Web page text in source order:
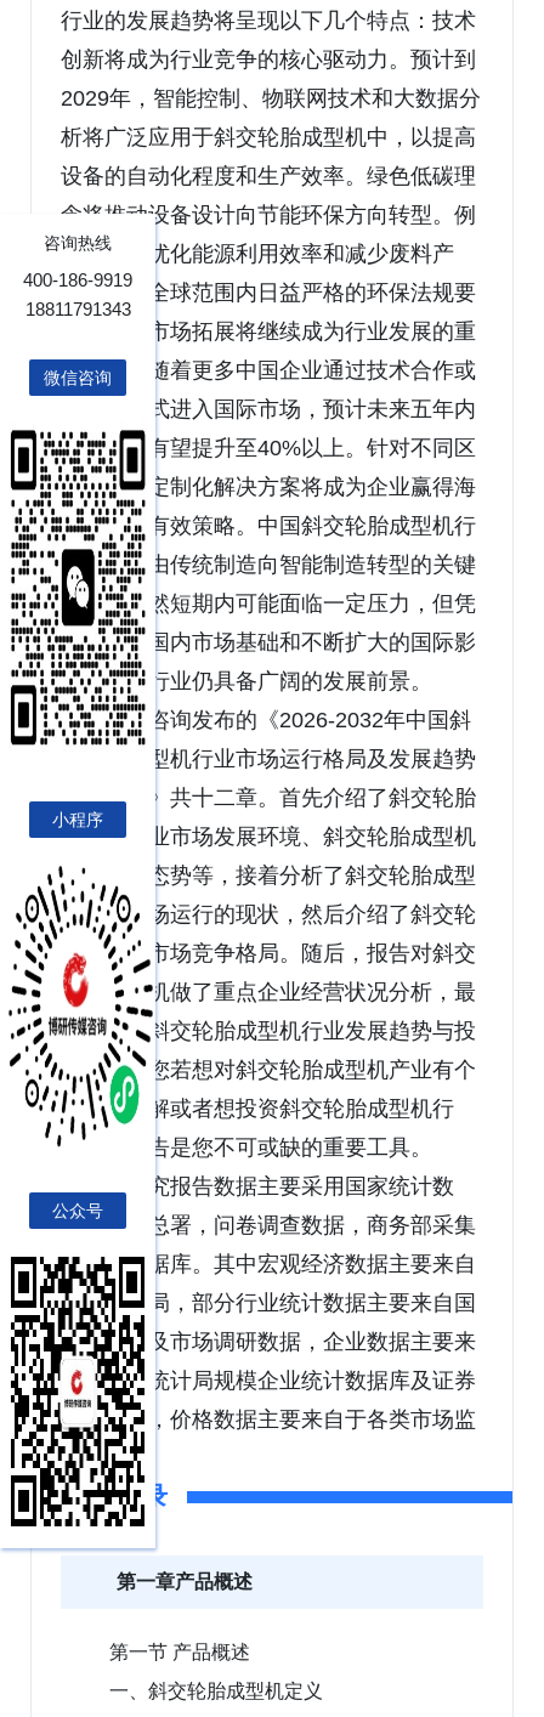
行业的发展趋势将呈现以下几个特点：技术
创新将成为行业竞争的核心驱动力。预计到
2029年，智能控制、物联网技术和大数据分
析将广泛应用于斜交轮胎成型机中，以提高
设备的自动化程度和生产效率。绿色低碳理
念将推动设备设计向节能环保方向转型。例
如，通过优化能源利用效率和减少废料产
生，满足全球范围内日益严格的环保法规要
求。海外市场拓展将继续成为行业发展的重
要引擎。随着更多中国企业通过技术合作或
并购等方式进入国际市场，预计未来五年内
出口占比有望提升至40%以上。针对不同区
域市场的定制化解决方案将成为企业赢得海
外客户的有效策略。中国斜交轮胎成型机行
业正处于由传统制造向智能制造转型的关键
阶段。虽然短期内可能面临一定压力，但凭
借庞大的国内市场基础和不断扩大的国际影
响力，该行业仍具备广阔的发展前景。
博研咨询发布的《2026-2032年中国斜
交轮胎成型机行业市场运行格局及发展趋势
研判报告》共十二章。首先介绍了斜交轮胎
成型机行业市场发展环境、斜交轮胎成型机
整体运行态势等，接着分析了斜交轮胎成型
机行业市场运行的现状，然后介绍了斜交轮
胎成型机市场竞争格局。随后，报告对斜交
轮胎成型机做了重点企业经营状况分析，最
后分析了斜交轮胎成型机行业发展趋势与投
资预测。您若想对斜交轮胎成型机产业有个
系统的了解或者想投资斜交轮胎成型机行
业，本报告是您不可或缺的重要工具。
本研究报告数据主要采用国家统计数
据，海关总署，问卷调查数据，商务部采集
数据等数据库。其中宏观经济数据主要来自
国家统计局，部分行业统计数据主要来自国
家统计局及市场调研数据，企业数据主要来
自于国家统计局规模企业统计数据库及证券
交易所等，价格数据主要来自于各类市场监
测数据库。
报告目录
第一章产品概述
第一节 产品概述
一、斜交轮胎成型机定义
咨询热线
400-186-9919
18811791343
微信咨询
小程序
公众号